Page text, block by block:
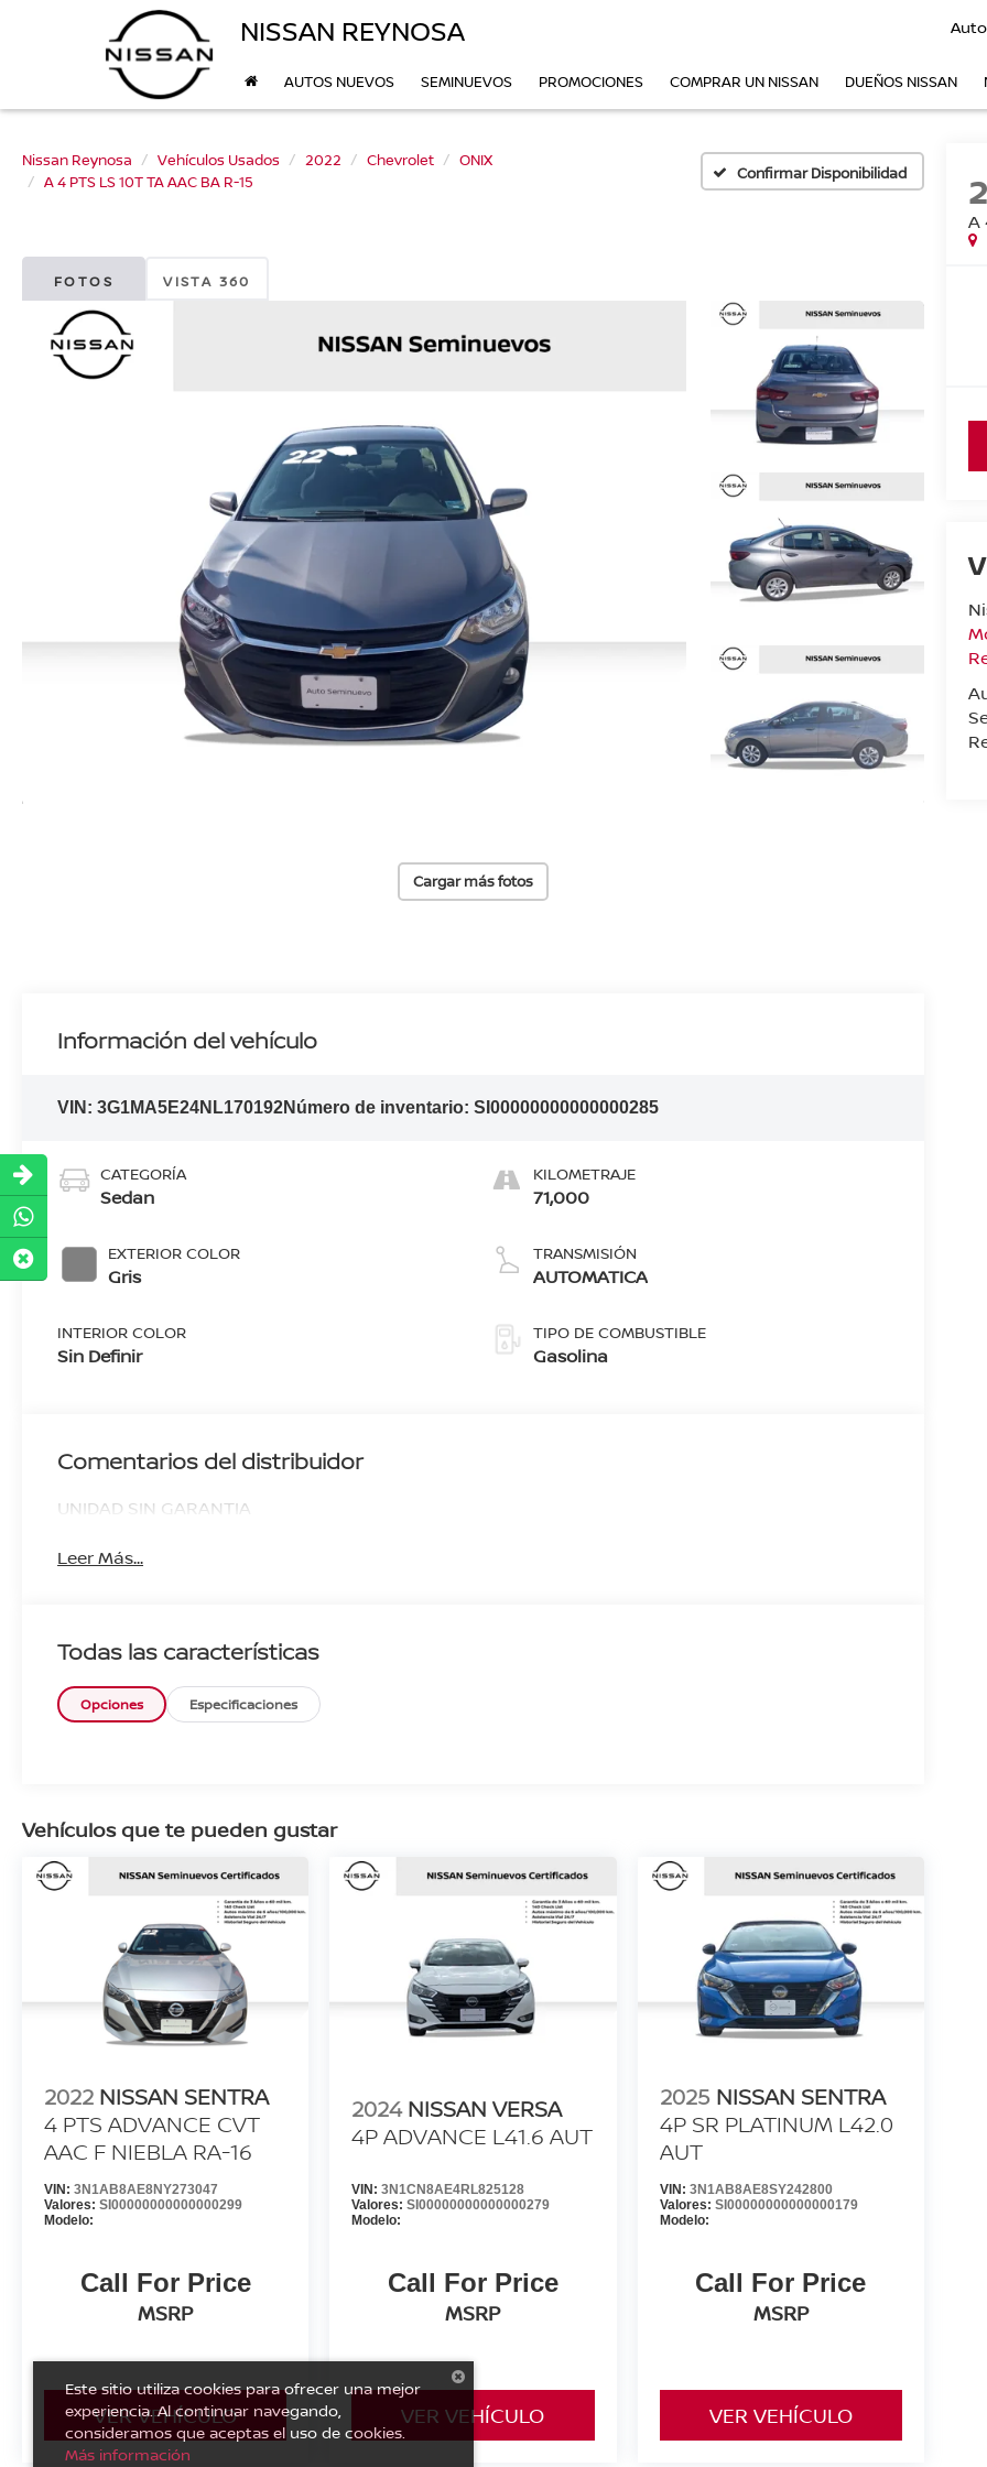
NISSAN REYNOSA
AUTOS NUEVOS SEMINUEVOS PROMOCIONES COMPRAR UN NISSAN DUEÑOS NISSAN
Nissan Reynosa Vehículos Usados 2022 Chevrolet
ONIX
A 4 PTS LS 10T TA AAC BA R-15
Confirmar Disponibilidad
FOTOS VISTA 360
Cargar más fotos
A
Información del vehículo
VIN:3G1MA5E24NL170192Número de inventario:SI00000000000000285
CATEGORÍA
Sedan
EXTERIOR COLOR
Gris
INTERIOR COLOR
Sin Definir
KILOMETRAJE
71,000
TRANSMISIÓN
AUTOMATICA
TIPO DE COMBUSTIBLE
Gasolina
Comentarios del distribuidor
UNIDAD SIN GARANTIA
Leer Más...
Todas las características
Opciones Especificaciones
Vehículos que te pueden gustar
2022 NISSAN SENTRA
4 PTS ADVANCE CVT
AAC F NIEBLA RA-16
VIN: 3N1AB8AE8NY273047
Valores: SI00000000000000299
Modelo:
Call For Price
MSRP
VER VEHÍCULO
2024 NISSAN VERSA
4P ADVANCE L41.6 AUT
VIN:3N1CN8AE4RL825128
Valores:SI00000000000000279
Modelo:
Call For Price
MSRP
VER VEHÍCULO
2025 NISSAN SENTRA
4P SR PLATINUM L42.0
AUT
VIN: 3N1AB8AE8SY242800
Valores: SI00000000000000179
Modelo:
Call For Price
MSRP
VER VEHÍCULO
Este sitio utiliza cookies para ofrecer una mejor
experiencia. Al continuar navegando,
consideramos que aceptas el uso de cookies.
Más información